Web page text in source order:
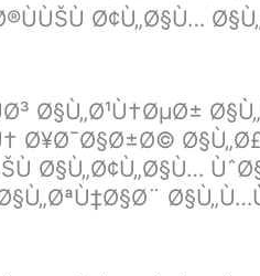
Ø¢Ù„Ø§Ù…
Ø§Ù„Ø¹Ù†ØµØ±
Ø¥Ø¯Ø§Ø±Ø©
Ø§Ù„Ø¢Ù„Ø§Ù…